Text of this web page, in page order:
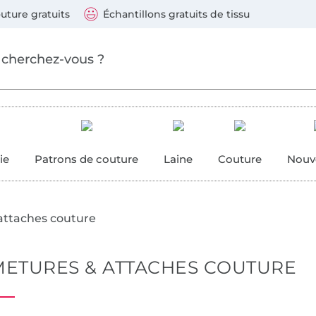
gratuits Échantillons gratuits de tissu
Patrons de couture Laine Couture
couture
& ATTACHES COUTURE
suivants : Visa, Mastercard, Carte bleue, PayPal,